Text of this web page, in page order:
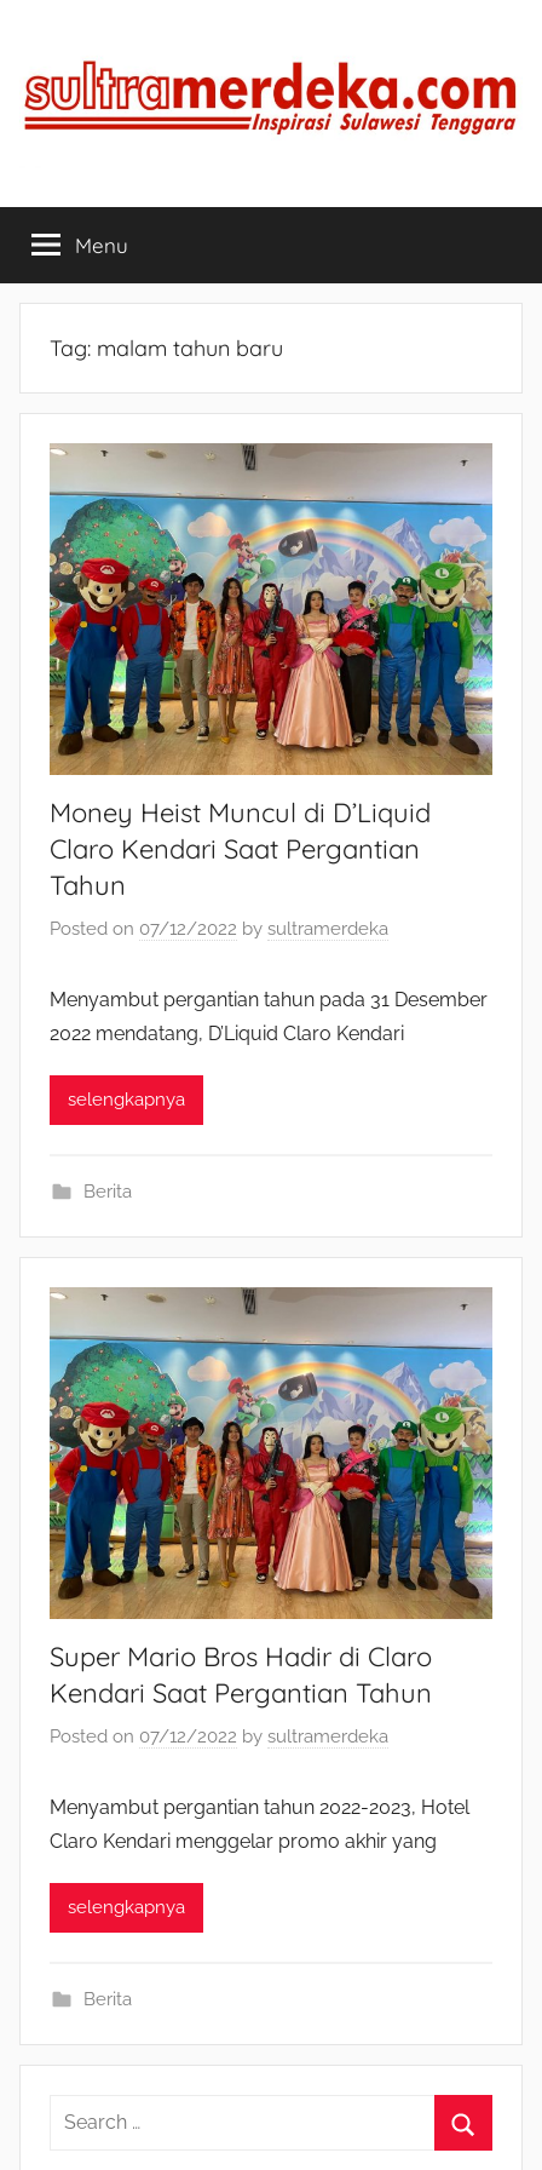
content
SULTRAMERDEKA.COM
TenggaraMenu
Tag: malam tahun baru
Money Heist Muncul di D’Liquid
Claro Kendari Saat Pergantian
Tahun
Posted on 07/12/2022 by sultramerdeka
Menyambut pergantian tahun pada 31 Desember
2022 mendatang, D’Liquid Claro Kendari
selengkapnya
Berita
Super Mario Bros Hadir di Claro
Kendari Saat Pergantian Tahun
Posted on 07/12/2022 by sultramerdeka
Menyambut pergantian tahun 2022-2023, Hotel
Claro Kendari menggelar promo akhir yang
selengkapnya
Berita